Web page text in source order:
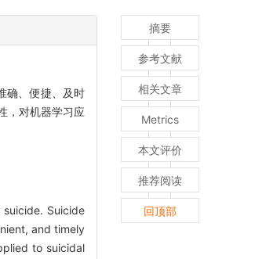
确、便捷、及时
，对机器学习应
Suicide
and timely
to suicidal
摘要
参考文献
相关文章
Metrics
本文评价
推荐阅读
回顶部